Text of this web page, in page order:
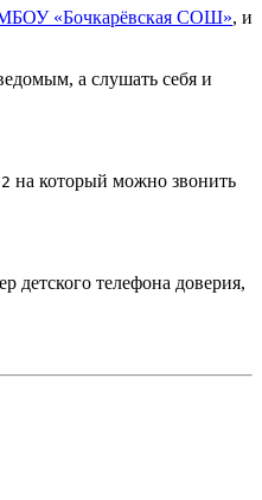
«Бочкарёвская СОШ», и
а слушать себя и
на который можно звонить
телефона доверия,